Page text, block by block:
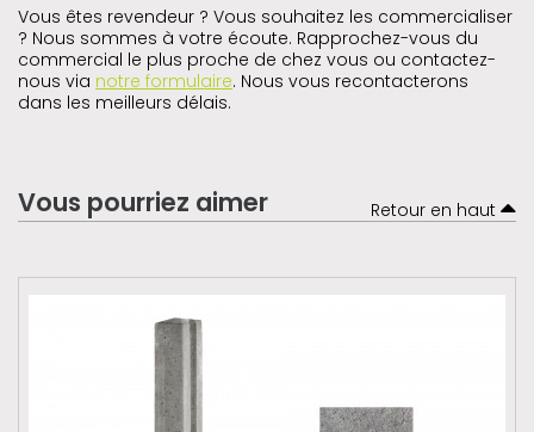
Vous êtes revendeur ? Vous souhaitez les commercialiser
? Nous sommes à votre écoute. Rapprochez-vous du
commercial le plus proche de chez vous ou contactez-
nous via notre formulaire. Nous vous recontacterons
dans les meilleurs délais.
Vous pourriez aimer Retour en haut